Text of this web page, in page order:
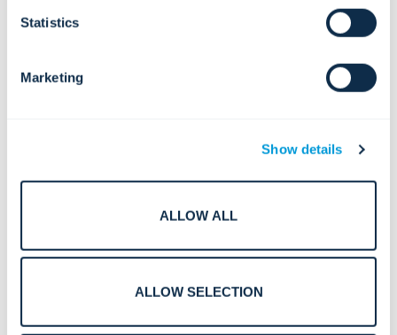
Statistics
Marketing
Show details
ALLOW ALL
ALLOW SELECTION